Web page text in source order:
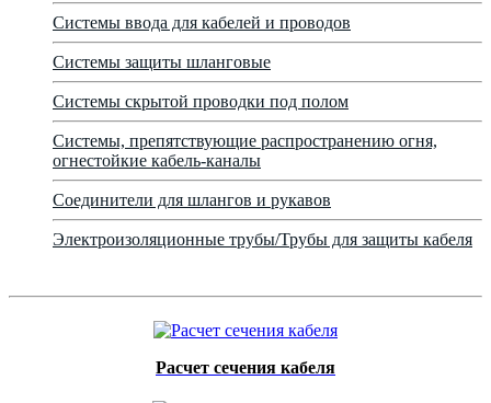
Системы ввода для кабелей и проводов
Системы защиты шланговые
Системы скрытой проводки под полом
Системы, препятствующие распространению огня,
огнестойкие кабель-каналы
Соединители для шлангов и рукавов
Электроизоляционные трубы/Трубы для защиты кабеля
Расчет сечения кабеля